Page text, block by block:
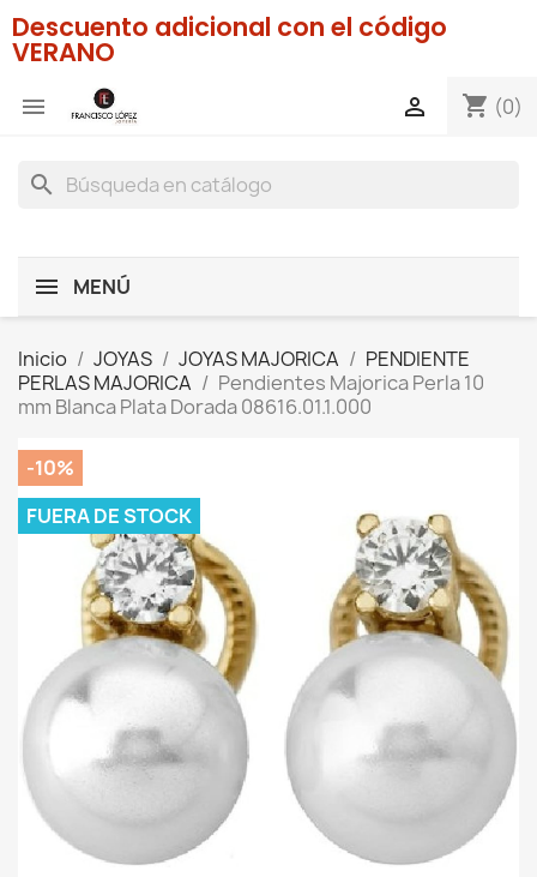
Descuento adicional con el código
VERANO
 shopping_cart (0)

search
MENÚ
Inicio JOYAS JOYAS MAJORICA
PENDIENTE
PERLAS MAJORICA
Pendientes Majorica Perla 10
mm Blanca Plata Dorada 08616.01.1.000
-10%
FUERA DE STOCK